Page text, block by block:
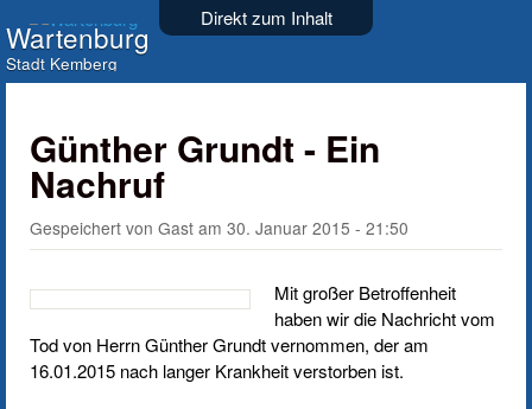
Direkt zum Inhalt
Wartenburg
Stadt Kemberg
Günther Grundt - Ein
Nachruf
Gespeichert von Gast am 30. Januar 2015 - 21:50
Mit großer Betroffenheit
haben wir die Nachricht vom
Tod von Herrn Günther Grundt vernommen, der am
16.01.2015 nach langer Krankheit verstorben ist.